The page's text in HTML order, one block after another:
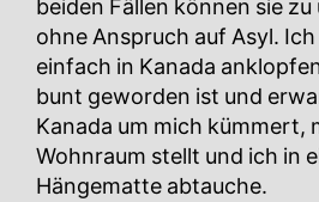
beiden Fällen können sie
ohne Anspruch auf Asyl.
einfach in Kanada
bunt geworden ist und
Kanada um mich kümmert,
Wohnraum stellt und ich in
Hängematte abtauche.